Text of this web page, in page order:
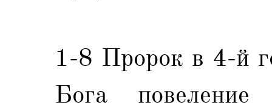
1-8 Пророк в 4-й
Бога повеление